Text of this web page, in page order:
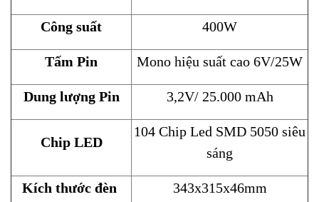
Công suất 400W
Tấm Pin Mono hiệu suất cao 6V/25W
Dung lượng Pin 3,2V/ 25.000 mAh
Chip LED
104 Chip Led SMD 5050 siêu
sáng
Kích thước đèn 343x315x46mm